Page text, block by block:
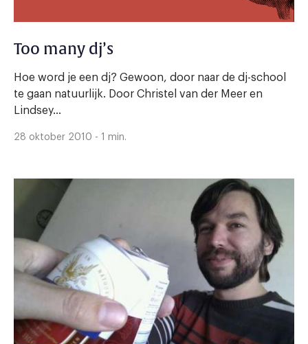
Too many dj’s
Hoe word je een dj? Gewoon, door naar de dj-school
te gaan natuurlijk. Door Christel van der Meer en
Lindsey...
28 oktober 2010 - 1 min.